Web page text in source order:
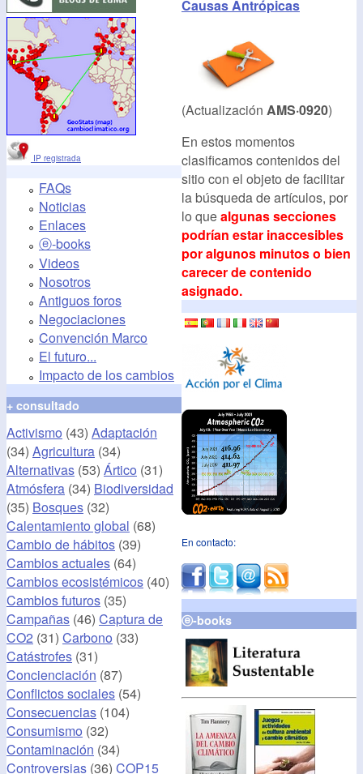
IP registrada
FAQs
Noticias
Enlaces
ⓔ-books
Videos
Nosotros
Antiguos foros
Negociaciones
Convención Marco
El futuro...
Impacto de los cambios
+ consultado
Activismo (43) Adaptación
(34) Agricultura (34)
Alternativas (53) Ártico (31)
Atmósfera (34) Biodiversidad
(35) Bosques (32)
Calentamiento global (68)
Cambio de hábitos (39)
Cambios actuales (64)
Cambios ecosistémicos (40)
Cambios futuros (35)
Campañas (46) Captura de
CO2 (31) Carbono (33)
Catástrofes (31)
Concienciación (87)
Conflictos sociales (54)
Consecuencias (104)
Consumismo (32)
Contaminación (34)
Controversias (36) COP15
Causas Antrópicas
(Actualización AMS·0920)
En estos momentos
clasificamos contenidos del
sitio con el objeto de facilitar
la búsqueda de artículos, por
lo quealgunas secciones
podrían estar inaccesibles
por algunos minutos o bien
carecer de contenido
asignado.
En contacto:
ⓔ-books